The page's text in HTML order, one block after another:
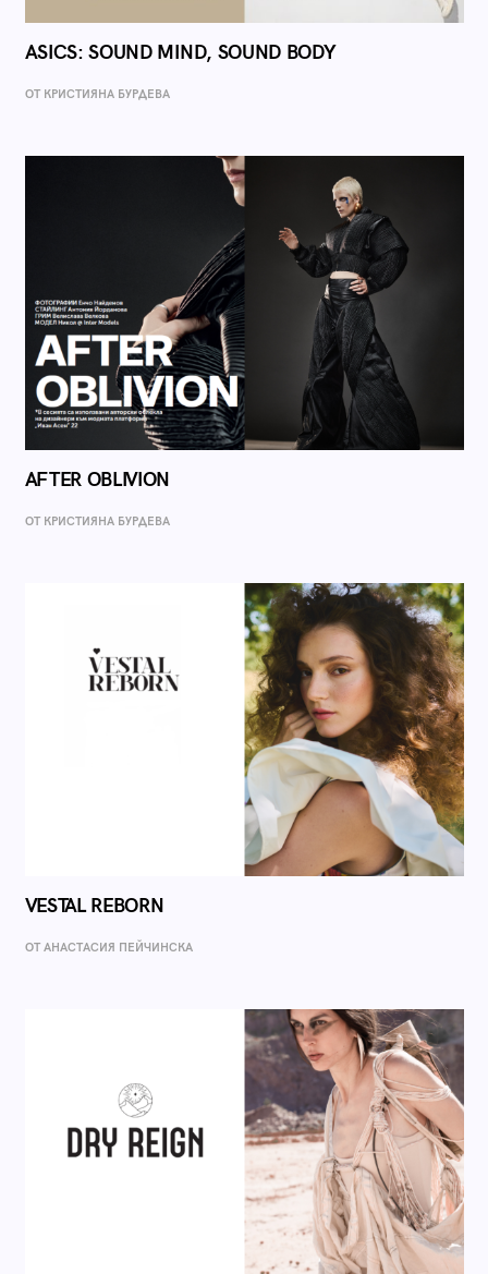
ASICS: SOUND MIND, SOUND BODY
ОТ КРИСТИЯНА БУРДЕВА
AFTER OBLIVION
ОТ КРИСТИЯНА БУРДЕВА
VESTAL REBORN
ОТ AНАСТАСИЯ ПЕЙЧИНСКА